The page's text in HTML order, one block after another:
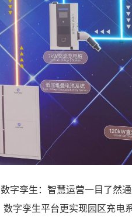
孪生：智慧运营一目了然通
字孪生平台更实现园区充电